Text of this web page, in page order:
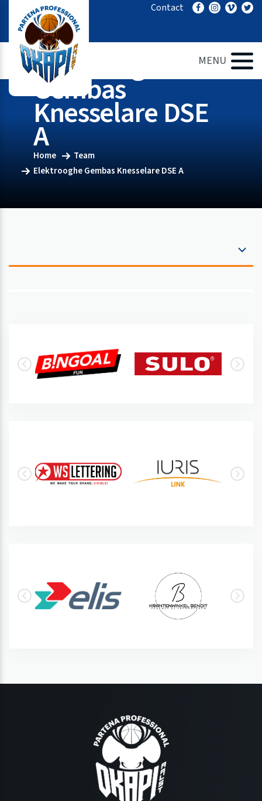
inhoud
Contact
MENU
Elektrooghe
Gembas
Knesselare DSE
A
Home
Team
Elektrooghe Gembas Knesselare DSE A